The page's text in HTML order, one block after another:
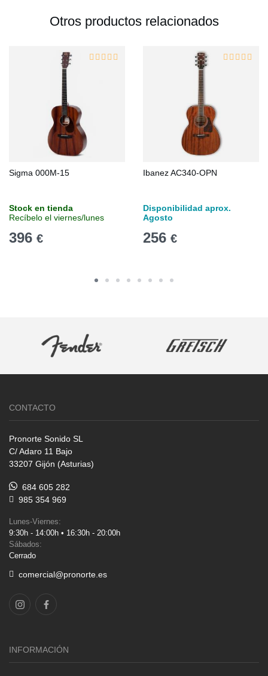
Otros productos relacionados
Sigma 000M-15
Stock en tienda
Recíbelo el viernes/lunes
396 €
Ibanez AC340-OPN
Disponibilidad aprox.
Agosto
256 €
CONTACTO
Pronorte Sonido SL
C/ Adaro 11 Bajo
33207 Gijón (Asturias)
684 605 282
985 354 969
Lunes-Viernes:
9:30h - 14:00h • 16:30h - 20:00h
Sábados:
Cerrado
comercial@pronorte.es
INFORMACIÓN